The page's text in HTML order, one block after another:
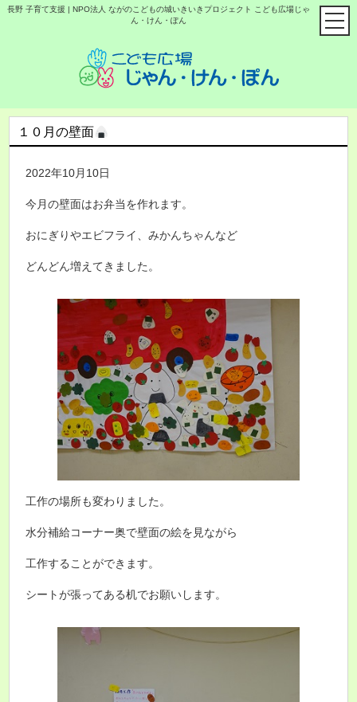
長野 子育て支援 | NPO法人 ながのこどもの城いきいきプロジェクト こども広場じゃ
ん・けん・ぽん
１０月の壁面
2022年10月10日
今月の壁面はお弁当を作れます。
おにぎりやエビフライ、みかんちゃんなど
どんどん増えてきました。
工作の場所も変わりました。
水分補給コーナー奥で壁面の絵を見ながら
工作することができます。
シートが張ってある机でお願いします。